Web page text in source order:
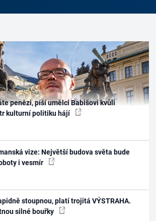
penězi, píší umělci Babišovi kvůli
kulturní politiku hájí
vize: Největší budova světa bude
i vesmír
stoupnou, platí trojitá VÝSTRAHA.
silné bouřky